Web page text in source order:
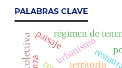
PALABRAS CLAVE
urbanismo
régimen de
territorio
paisaje